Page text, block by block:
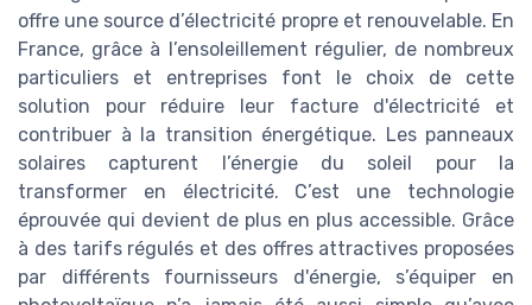
offre une source d’électricité propre et renouvelable. En
France, grâce à l’ensoleillement régulier, de nombreux
particuliers et entreprises font le choix de cette
solution pour réduire leur facture d'électricité et
contribuer à la transition énergétique. Les panneaux
solaires capturent l’énergie du soleil pour la
transformer en électricité. C’est une technologie
éprouvée qui devient de plus en plus accessible. Grâce
à des tarifs régulés et des offres attractives proposées
par différents fournisseurs d'énergie, s’équiper en